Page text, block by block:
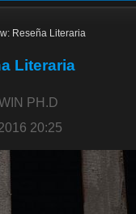
Reseña Literaria
Literaria
PH.D
20:25